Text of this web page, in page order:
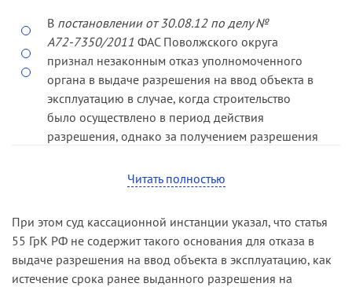
В постановлении от 30.08.12 по делу №
А72­-7350/2011 ФАС Поволжского округа
признал незаконным отказ уполномоченного
органа в выдаче разрешения на ввод объекта в
эксплуатацию в случае, когда строительство
было осуществлено в период действия
разрешения, однако за получением разрешения
обратился по истечении срока разреше­ния на
Читать полностью
При этом суд кассационной инстанции указал, что статья
55 ГрК РФ не содержит такого основания для отказа в
выдаче разрешения на ввод объекта в эксплуатацию, как
истечение срока ранее выданного разрешения на